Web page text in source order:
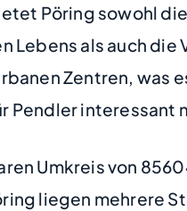
Pöring sowohl
Lebens als auch die
Zentren, was
Pendler interessant
Umkreis von
liegen mehrere